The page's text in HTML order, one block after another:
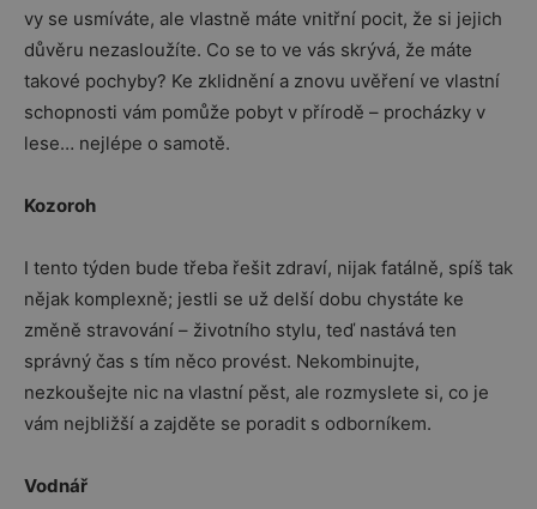
vy se usmíváte, ale vlastně máte vnitřní pocit, že si jejich
důvěru nezasloužíte. Co se to ve vás skrývá, že máte
takové pochyby? Ke zklidnění a znovu uvěření ve vlastní
schopnosti vám pomůže pobyt v přírodě – procházky v
lese… nejlépe o samotě.
Kozoroh
I tento týden bude třeba řešit zdraví, nijak fatálně, spíš tak
nějak komplexně; jestli se už delší dobu chystáte ke
změně stravování – životního stylu, teď nastává ten
správný čas s tím něco provést. Nekombinujte,
nezkoušejte nic na vlastní pěst, ale rozmyslete si, co je
vám nejbližší a zajděte se poradit s odborníkem.
Vodnář